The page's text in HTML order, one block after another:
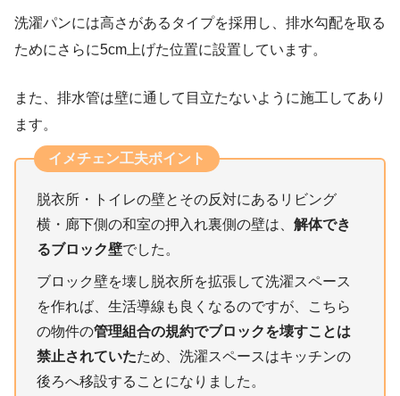
洗濯パンには高さがあるタイプを採用し、排水勾配を取る
ためにさらに5cm上げた位置に設置しています。
また、排水管は壁に通して目立たないように施工してあり
ます。
イメチェン工夫ポイント
脱衣所・トイレの壁とその反対にあるリビング
横・廊下側の和室の押入れ裏側の壁は、解体でき
るブロック壁でした。
ブロック壁を壊し脱衣所を拡張して洗濯スペース
を作れば、生活導線も良くなるのですが、こちら
の物件の管理組合の規約でブロックを壊すことは
禁止されていたため、洗濯スペースはキッチンの
後ろへ移設することになりました。